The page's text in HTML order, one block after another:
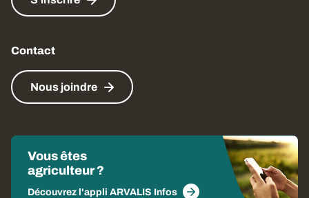
Contact
Nous joindre
Vous êtes
agriculteur ?
Découvrez l'appli ARVALIS Infos